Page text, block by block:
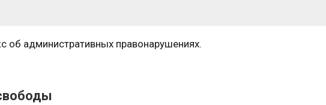
об административных правонарушениях.